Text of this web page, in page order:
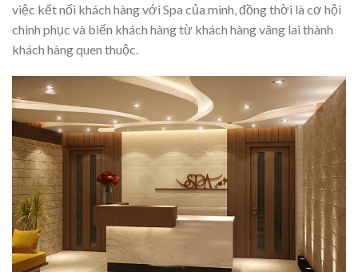
việc kết nối khách hàng với Spa của mình, đồng thời là cơ hội
chinh phục và biến khách hàng từ khách hàng vãng lai thành
khách hàng quen thuộc.